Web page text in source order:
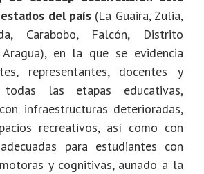
del país(La Guaira, Zulia,
Carabobo, Falcón, Distrito
en la que se evidencia
representantes, docentes y
las etapas educativas,
infraestructuras deterioradas,
recreativos, así como con
para estudiantes con
y cognitivas, aunado a la